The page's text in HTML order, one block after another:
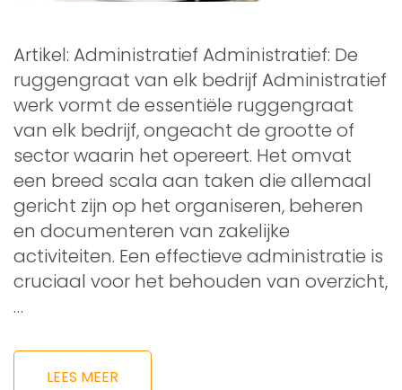
Artikel: Administratief Administratief: De
ruggengraat van elk bedrijf Administratief
werk vormt de essentiële ruggengraat
van elk bedrijf, ongeacht de grootte of
sector waarin het opereert. Het omvat
een breed scala aan taken die allemaal
gericht zijn op het organiseren, beheren
en documenteren van zakelijke
activiteiten. Een effectieve administratie is
cruciaal voor het behouden van overzicht,
…
LEES MEER